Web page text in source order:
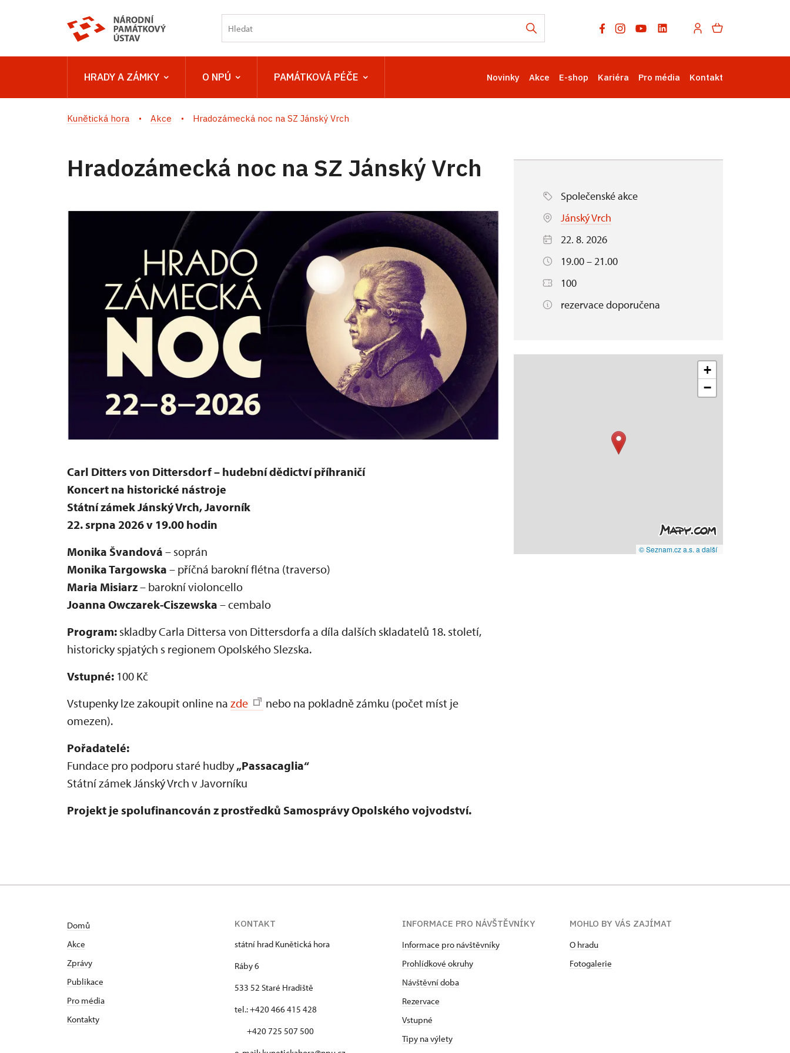
HRADY A ZÁMKY O NPÚ PAMÁTKOVÁ PÉČE Novinky Akce E-shop Kariéra Pro média Kontakt
Kunětická hora Akce Hradozámecká noc na SZ Jánský Vrch
Hradozámecká noc na SZ Jánský Vrch
Carl Ditters von Dittersdorf – hudební dědictví příhraničí
Koncert na historické nástroje
Státní zámek Jánský Vrch, Javorník
22. srpna 2026 v 19.00 hodin
Monika Švandová – soprán
Monika Targowska – příčná barokní flétna (traverso)
Maria Misiarz– barokní violoncello
Joanna Owczarek-Ciszewska – cembalo
Program: skladby Carla Dittersa von Dittersdorfa a díla dalších skladatelů 18. století,
historicky spjatých s regionem Opolského Slezska.
Vstupné: 100 Kč
Vstupenky lze zakoupit online na zde
nebo na pokladně zámku (počet míst je
omezen).
Pořadatelé:
Fundace pro podporu staré hudby „Passacaglia“
Státní zámek Jánský Vrch v Javorníku
Projekt je spolufinancován z prostředků Samosprávy Opolského vojvodství.
Společenské akce
Jánský Vrch
22. 8. 2026
19.00 – 21.00
100
rezervace doporučena
+
−
© Seznam.cz a.s. a další
Domů
Akce
Zprávy
Publikace
Pro média
Kontakty
KONTAKT
státní hrad Kunětická hora
Ráby 6
533 52 Staré Hradiště
tel.: +420 466 415 428
+420 725 507 500
INFORMACE PRO NÁVŠTĚVNÍKY
Informace pro návštěvníky
Prohlídkové okruhy
Návštěvní doba
Rezervace
Vstupné
Tipy na výlety
MOHLO BY VÁS ZAJÍMAT
O hradu
Fotogalerie